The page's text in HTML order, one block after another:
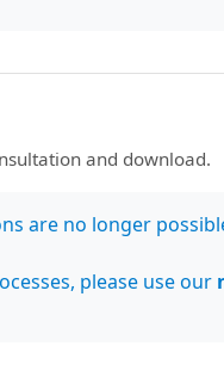
de Desempeño
la sobre-
Rica en
la Ruta 2, la
las 10
27 y la Ruta 6.
and download.
are no longer
please use our